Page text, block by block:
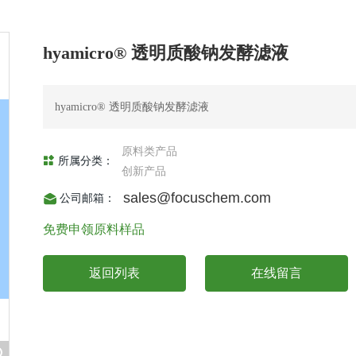
hyamicro® 透明质酸钠发酵滤液
hyamicro® 透明质酸钠发酵滤液
所属分类：
原料类产品
创新产品
公司邮箱： sales@focuschem.com
免费申领原料样品
返回列表 在线留言